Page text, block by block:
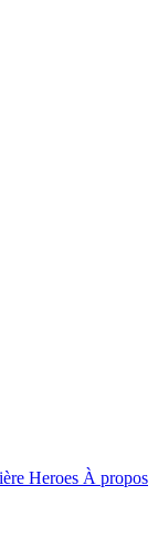
Heroes À propos